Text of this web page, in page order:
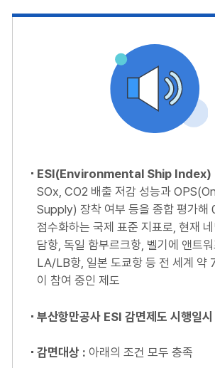
ESI(Environmental Ship Index)
SOx, CO2 배출 저감 성능과
Supply) 장착 여부 등을 종합 평가해
점수화하는 국제 표준 지표로, 현재
담항, 독일 함부르크항, 벨기에 앤트
LA/LB항, 일본 도쿄항 등 전 세계 약
이 참여 중인 제도
부산항만공사 ESI 감면제도 시행일시
감면대상 : 아래의 조건 모두 충족